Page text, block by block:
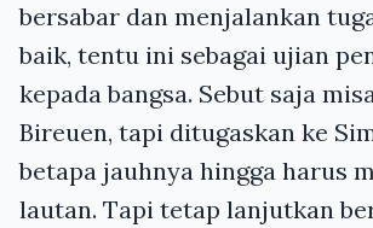
bersabar dan menjalankan
baik, tentu ini sebagai ujian
kepada bangsa. Sebut saja
Bireuen, tapi ditugaskan ke
betapa jauhnya hingga harus
lautan. Tapi tetap lanjutkan